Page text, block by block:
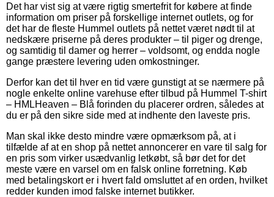
Det har vist sig at være rigtig smertefrit for købere at finde
information om priser på forskellige internet outlets, og for
det har de fleste Hummel outlets på nettet været nødt til at
nedskære priserne på deres produkter – til piger og drenge,
og samtidig til damer og herrer – voldsomt, og endda nogle
gange præstere levering uden omkostninger.
Derfor kan det til hver en tid være gunstigt at se nærmere på
nogle enkelte online varehuse efter tilbud på Hummel T-shirt
– HMLHeaven – Blå forinden du placerer ordren, således at
du er på den sikre side med at indhente den laveste pris.
Man skal ikke desto mindre være opmærksom på, at i
tilfælde af at en shop på nettet annoncerer en vare til salg for
en pris som virker usædvanlig letkøbt, så bør det for det
meste være en varsel om en falsk online forretning. Køb
med betalingskort er i hvert fald omsluttet af en orden, hvilket
redder kunden imod falske internet butikker.